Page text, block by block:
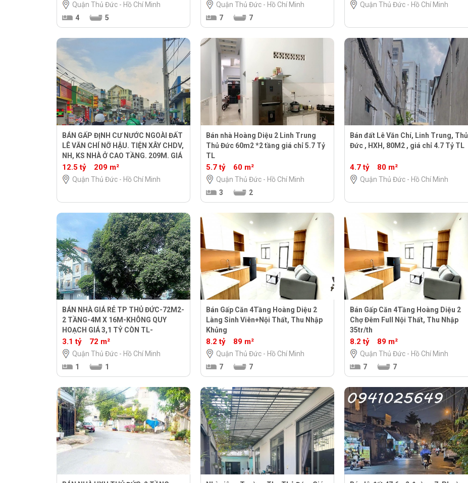
Quận Thủ Đức - Hồ Chí Minh
4
5
Quận Thủ Đức - Hồ Chí Minh
7
7
Quận Thủ Đức - Hồ Chí Minh
BÁN GẤP ĐỊNH CƯ NƯỚC NGOÀI ĐẤT
LÊ VĂN CHÍ NỠ HẬU. TIỆN XÂY CHDV,
NH, KS NHÀ Ở CAO TẦNG. 209M. GIÁ
12.5 TỶ
12.5 tỷ 209 m²
Quận Thủ Đức - Hồ Chí Minh
Bán nhà Hoàng Diệu 2 Linh Trung
Thủ Đức 60m2 *2 tầng giá chỉ 5.7 Tỷ
TL
5.7 tỷ 60 m²
Quận Thủ Đức - Hồ Chí Minh
3
2
Bán đất Lê Văn Chí, Linh Trung, Thủ
Đức , HXH, 80M2 , giá chỉ 4.7 Tỷ TL
4.7 tỷ 80 m²
Quận Thủ Đức - Hồ Chí Minh
BÁN NHÀ GIÁ RẺ TP THỦ ĐỨC-72M2-
2 TẦNG-4M X 16M-KHÔNG QUY
HOẠCH GIÁ 3,1 TỶ CÒN TL-
3.1 tỷ 72 m²
Quận Thủ Đức - Hồ Chí Minh
1
1
Bán Gấp Căn 4Tầng Hoàng Diệu 2
Làng Sinh Viên+Nội Thất, Thu Nhập
Khủng
8.2 tỷ 89 m²
Quận Thủ Đức - Hồ Chí Minh
7
7
Bán Gấp Căn 4Tầng Hoàng Diệu 2
Chợ Đêm Full Nội Thất, Thu Nhập
35tr/th
8.2 tỷ 89 m²
Quận Thủ Đức - Hồ Chí Minh
7
7